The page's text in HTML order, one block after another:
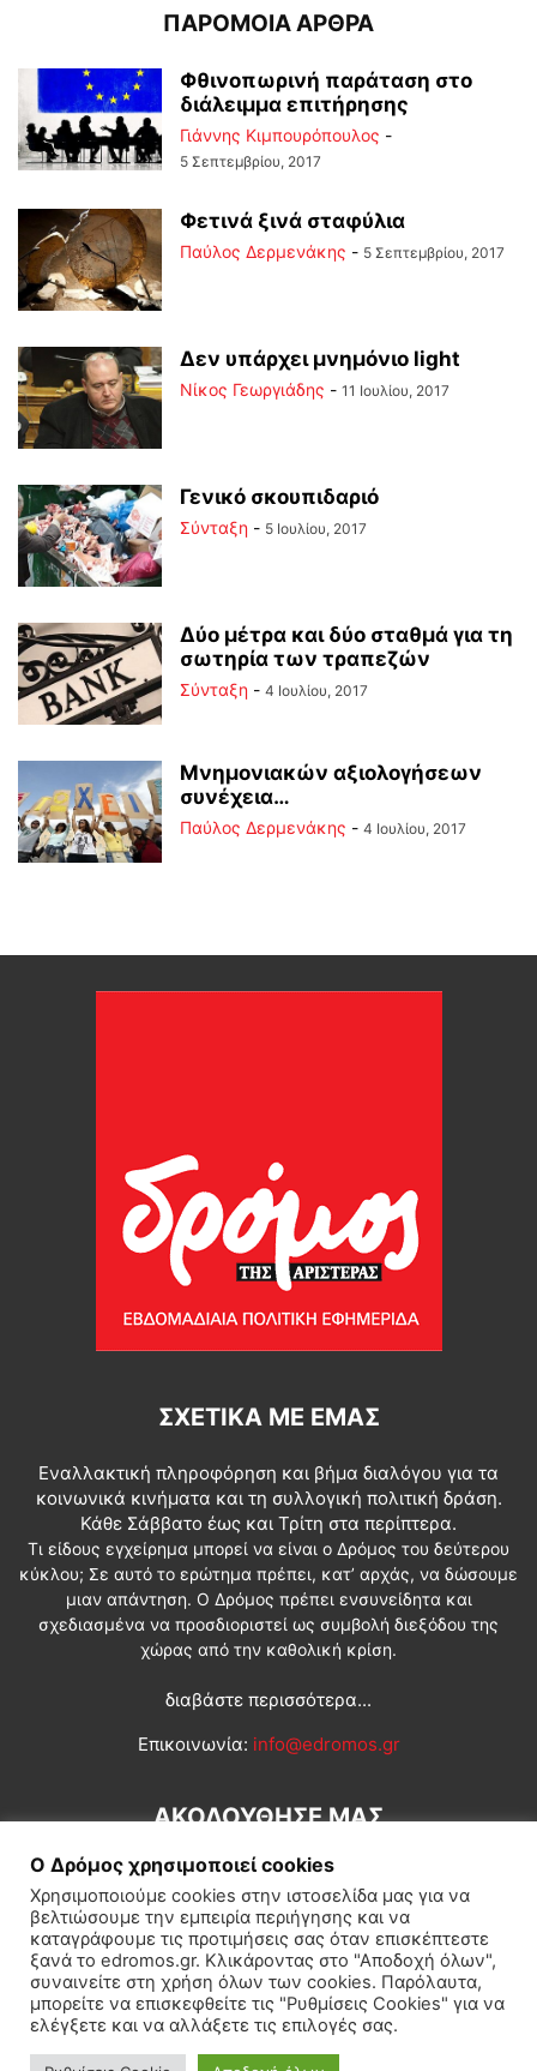
ΠΑΡΟΜΟΙΑ ΑΡΘΡΑ
Φθινοπωρινή παράταση στο
διάλειμμα επιτήρησης
Γιάννης Κιμπουρόπουλος -
5 Σεπτεμβρίου, 2017
Φετινά ξινά σταφύλια
Παύλος Δερμενάκης - 5 Σεπτεμβρίου, 2017
Δεν υπάρχει μνημόνιο light
Νίκος Γεωργιάδης - 11 Ιουλίου, 2017
Γενικό σκουπιδαριό
Σύνταξη - 5 Ιουλίου, 2017
Δύο μέτρα και δύο σταθμά για τη
σωτηρία των τραπεζών
Σύνταξη - 4 Ιουλίου, 2017
Μνημονιακών αξιολογήσεων
συνέχεια…
Παύλος Δερμενάκης - 4 Ιουλίου, 2017
ΣΧΕΤΙΚΆ ΜΕ ΕΜΆΣ
Εναλλακτική πληροφόρηση και βήμα διαλόγου για τα
κοινωνικά κινήματα και τη συλλογική πολιτική δράση.
Κάθε Σάββατο έως και Τρίτη στα περίπτερα.
Τι είδους εγχείρημα μπορεί να είναι ο Δρόμος του δεύτερου
κύκλου; Σε αυτό το ερώτημα πρέπει, κατ’ αρχάς, να δώσουμε
μιαν απάντηση. Ο Δρόμος πρέπει ενσυνείδητα και
σχεδιασμένα να προσδιοριστεί ως συμβολή διεξόδου της
χώρας από την καθολική κρίση.
διαβάστε περισσότερα...
Επικοινωνία: info@edromos.gr
ΑΚΟΛΟΥΘΗΣΕ ΜΑΣ
Εγγραφή συνδρομητή Πολιτική Διεθνή Κοινωνία
Πολιτισμός Αφιερώματα
Ο Δρόμος χρησιμοποιεί cookies
Χρησιμοποιούμε cookies στην ιστοσελίδα μας για να
βελτιώσουμε την εμπειρία περιήγησης και να
καταγράφουμε τις προτιμήσεις σας όταν επισκέπτεστε
ξανά το edromos.gr. Κλικάροντας στο "Αποδοχή όλων",
συναινείτε στη χρήση όλων των cookies. Παρόλαυτα,
μπορείτε να επισκεφθείτε τις "Ρυθμίσεις Cookies" για να
ελέγξετε και να αλλάξετε τις επιλογές σας.